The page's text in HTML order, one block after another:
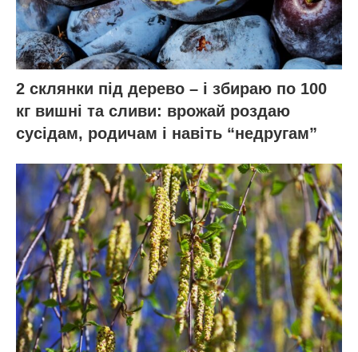
2 склянки під дерево – і збираю по 100
кг вишні та сливи: врожай роздаю
сусідам, родичам і навіть “недругам”